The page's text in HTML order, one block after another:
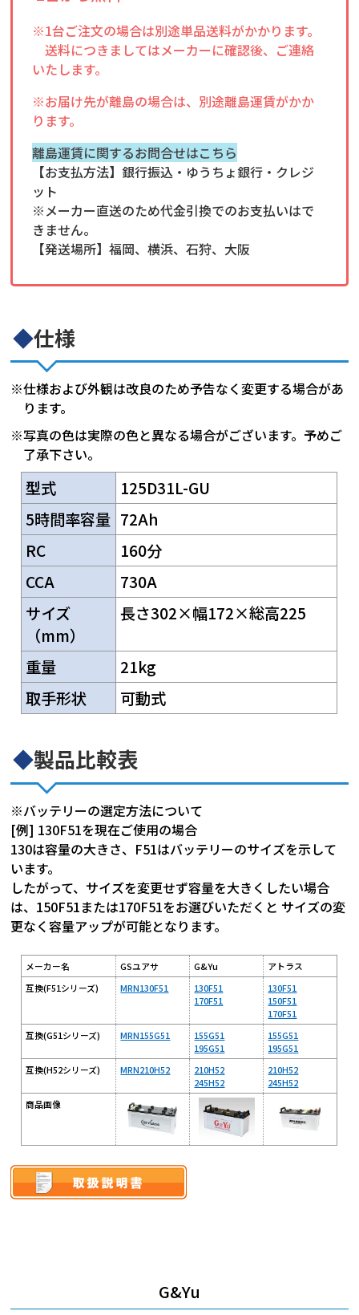
※1台ご注文の場合は別途単品送料がかかります。
送料につきましてはメーカーに確認後、ご連絡
いたします。
※お届け先が離島の場合は、別途離島運賃がかか
ります。
離島運賃に関するお問合せはこちら
【お支払方法】銀行振込・ゆうちょ銀行・クレジ
ット
※メーカー直送のため代金引換でのお支払いはで
きません。
【発送場所】福岡、横浜、石狩、大阪
◆仕様
※仕様および外観は改良のため予告なく変更する場合があ
ります。
※写真の色は実際の色と異なる場合がございます。予めご
了承下さい。
型式
125D31L-GU
5時間率容量 72Ah
RC
160分
CCA
730A
サイズ
（mm）
長さ302×幅172×総高225
重量
21kg
取手形状
可動式
◆製品比較表
※バッテリーの選定方法について
[例] 130F51を現在ご使用の場合
130は容量の大きさ、F51はバッテリーのサイズを示して
います。
したがって、サイズを変更せず容量を大きくしたい場合
は、150F51または170F51をお選びいただくと サイズの変
更なく容量アップが可能となります。
メーカー名 GSユアサ G&Yu
アトラス
互換(F51シリーズ)
MRN130F51
130F51
170F51
130F51
150F51
170F51
互換(G51シリーズ)
MRN155G51
155G51
195G51
155G51
195G51
互換(H52シリーズ)
MRN210H52
210H52
245H52
210H52
245H52
商品画像
G&Yu